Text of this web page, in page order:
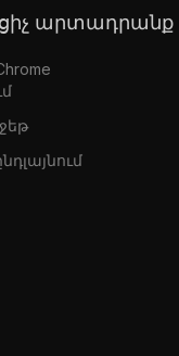
արտադրանք